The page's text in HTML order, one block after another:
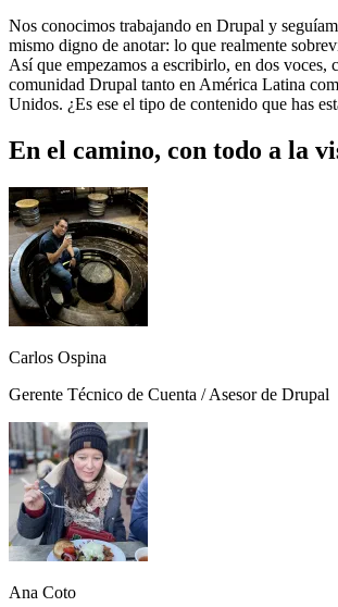
Nos conocimos trabajando en Drupal y
mismo digno de anotar: lo que realmente
Así que empezamos a escribirlo, en dos voces,
comunidad Drupal tanto en América Latina
Unidos. ¿Es ese el tipo de contenido que has
En el camino, con todo a la
Imagen
Carlos Ospina
Gerente Técnico de Cuenta / Asesor de Drupal
Imagen
Ana Coto